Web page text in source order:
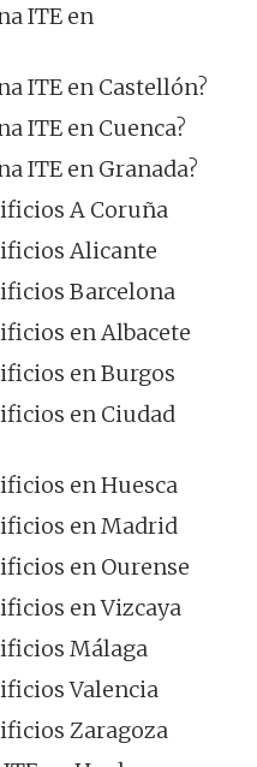
ITE en
ITE en Castellón?
ITE en Cuenca?
ITE en Granada?
A Coruña
Alicante
Barcelona
en Albacete
en Burgos
en Ciudad
en Huesca
en Madrid
en Ourense
en Vizcaya
Málaga
Valencia
Zaragoza